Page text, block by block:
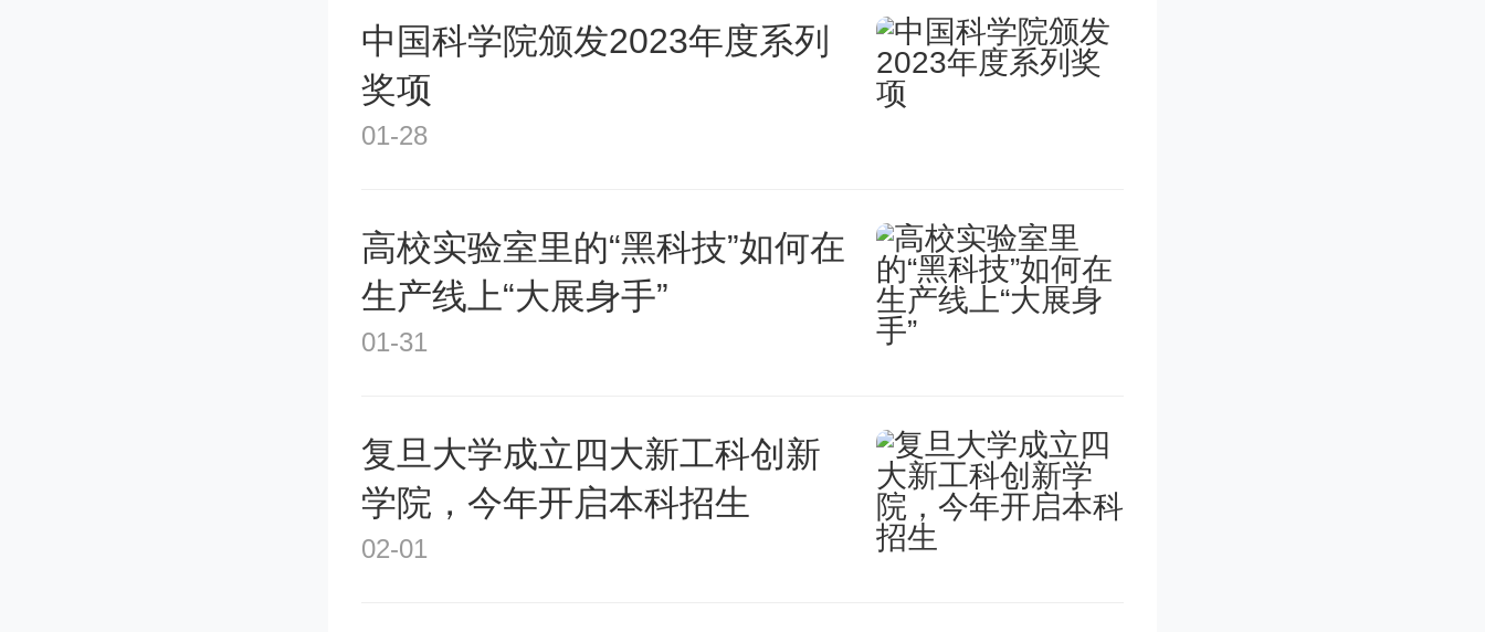
化学反应是如何进行的，以加快药物设计速度。
新药研发通常是一个漫长且充满挫折的过程，犹
如大海捞针。新技术则给了研发者一张“地图”，
指出了可能藏有“宝藏”的具体区域，从而加速了
研发进程。
中国科学院颁发2023年度系列
奖项
01-28
高校实验室里的“黑科技”如何在
生产线上“大展身手”
01-31
复旦大学成立四大新工科创新
学院，今年开启本科招生
02-01